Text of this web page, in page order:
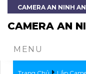
CAMERA AN NINH
CAMERA AN
MENU